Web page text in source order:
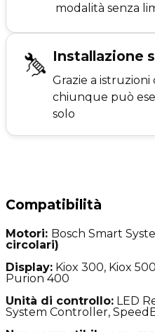
modalità senza
Installazione
Grazie a
chiunque può
solo
Compatibilità
Motori: Bosch Smart
circolari)
Display: Kiox 300, Kiox
Purion 400
Unità di controllo: LED
System Controller,